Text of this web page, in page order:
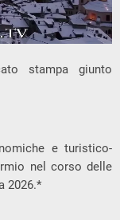
stampa giunto
e turistico-
nel corso delle
2026.*